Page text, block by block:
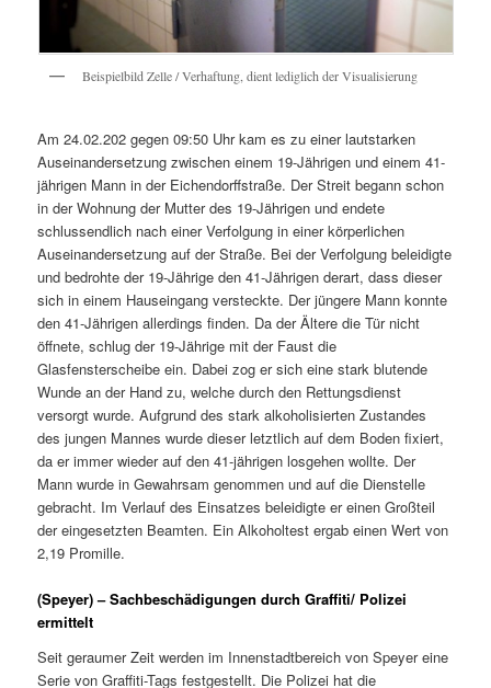
Beispielbild Zelle / Verhaftung, dient lediglich der Visualisierung
Am 24.02.202 gegen 09:50 Uhr kam es zu einer lautstarken
Auseinandersetzung zwischen einem 19-Jährigen und einem 41-
jährigen Mann in der Eichendorffstraße. Der Streit begann schon
in der Wohnung der Mutter des 19-Jährigen und endete
schlussendlich nach einer Verfolgung in einer körperlichen
Auseinandersetzung auf der Straße. Bei der Verfolgung beleidigte
und bedrohte der 19-Jährige den 41-Jährigen derart, dass dieser
sich in einem Hauseingang versteckte. Der jüngere Mann konnte
den 41-Jährigen allerdings finden. Da der Ältere die Tür nicht
öffnete, schlug der 19-Jährige mit der Faust die
Glasfensterscheibe ein. Dabei zog er sich eine stark blutende
Wunde an der Hand zu, welche durch den Rettungsdienst
versorgt wurde. Aufgrund des stark alkoholisierten Zustandes
des jungen Mannes wurde dieser letztlich auf dem Boden fixiert,
da er immer wieder auf den 41-jährigen losgehen wollte. Der
Mann wurde in Gewahrsam genommen und auf die Dienstelle
gebracht. Im Verlauf des Einsatzes beleidigte er einen Großteil
der eingesetzten Beamten. Ein Alkoholtest ergab einen Wert von
2,19 Promille.
(Speyer) – Sachbeschädigungen durch Graffiti/ Polizei
ermittelt
Seit geraumer Zeit werden im Innenstadtbereich von Speyer eine
Serie von Graffiti-Tags festgestellt. Die Polizei hat die